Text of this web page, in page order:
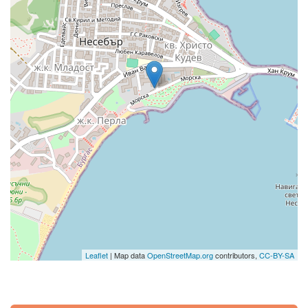
Leaflet | Map dataOpenStreetMap.orgcontributors, CC-BY-SA